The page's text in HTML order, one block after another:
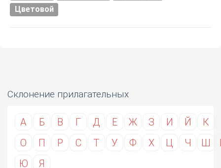
Цветовой
Склонение прилагательных
А Б В Г Д Е Ж З И Й К
О
П Р С Т У Ф Х Ц Ч Ш
Ю
Я